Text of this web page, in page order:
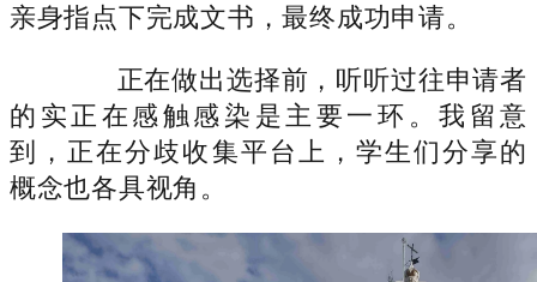
亲身指点下完成文书，最终成功申请。
正在做出选择前，听听过往申请者
的实正在感触感染是主要一环。我留意
到，正在分歧收集平台上，学生们分享的
概念也各具视角。